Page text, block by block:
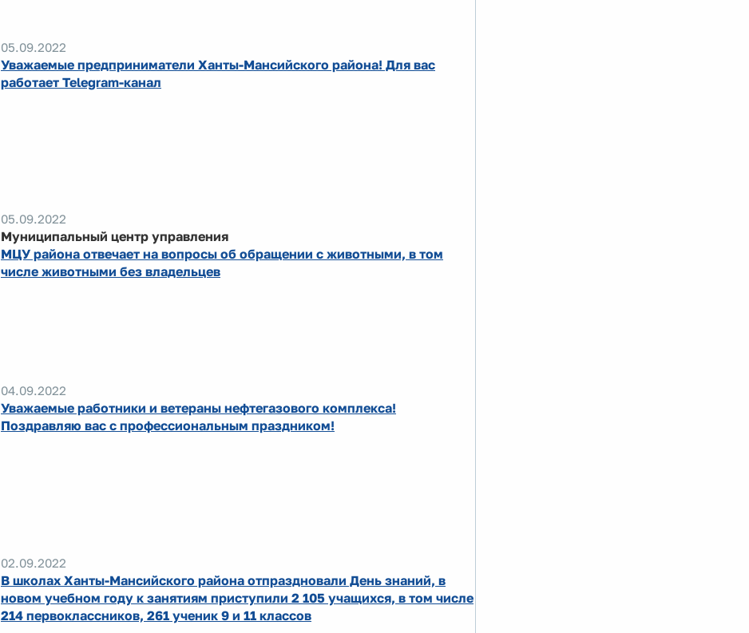
05.09.2022
Уважаемые предприниматели Ханты-Мансийского района! Для вас
работает Telegram-канал
05.09.2022
Муниципальный центр управления
МЦУ района отвечает на вопросы об обращении с животными, в том
числе животными без владельцев
04.09.2022
Уважаемые работники и ветераны нефтегазового комплекса!
Поздравляю вас с профессиональным праздником!
02.09.2022
В школах Ханты-Мансийского района отпраздновали День знаний, в
новом учебном году к занятиям приступили 2 105 учащихся, в том числе
214 первоклассников, 261 ученик 9 и 11 классов